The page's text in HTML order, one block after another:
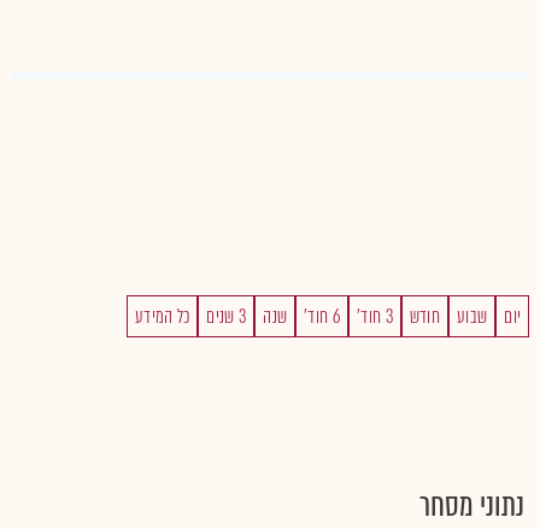
יום שבוע חודש 3 חוד' 6 חוד' שנה 3 שנים כל המידע
נתוני מסחר